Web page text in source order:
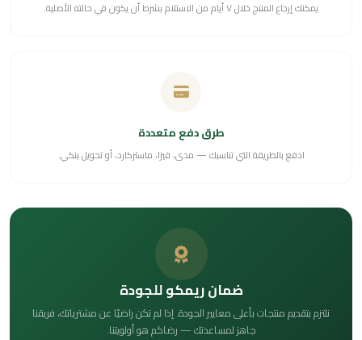
يمكنك إرجاع المنتج خلال ٧ أيام من الاستلام بشرط أن يكون في حالته الأصلية.
طرق دفع متعددة
ادفع بالطريقة التي تناسبك — مدى، فيزا، ماستركارد، أو تحويل بنكي.
ضمان ريمكو للجودة
نلتزم بتقديم منتجات بأعلى معايير الجودة. إذا لم تكن راضيًا عن مشترياتك، فريقنا
جاهز لمساعدتك — رضاكم هو أولويتنا.